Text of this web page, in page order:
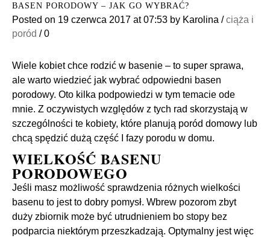
BASEN PORODOWY – JAK GO WYBRAĆ?
Posted on 19 czerwca 2017 at 07:53 by Karolina /ciąża i
poród /0
Wiele kobiet chce rodzić w basenie – to super sprawa,
ale warto wiedzieć jak wybrać odpowiedni basen
porodowy. Oto kilka podpowiedzi w tym temacie ode
mnie. Z oczywistych względów z tych rad skorzystają w
szczególności te kobiety, które planują poród domowy lub
chcą spędzić dużą część I fazy porodu w domu.
WIELKOŚĆ BASENU
PORODOWEGO
Jeśli masz możliwość sprawdzenia różnych wielkości
basenu to jest to dobry pomysł. Wbrew pozorom zbyt
duży zbiornik może być utrudnieniem bo stopy bez
podparcia niektórym przeszkadzają. Optymalny jest więc